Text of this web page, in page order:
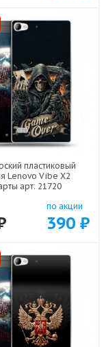
пластиковый
Lenovo Vibe X2
арт: 21720
по акции
390 ₽